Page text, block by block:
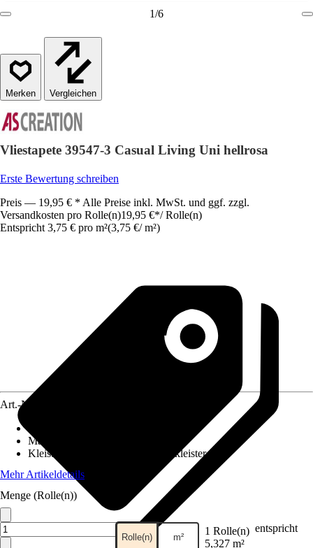
1/6
Vergleichen
Vliestapete 39547-3 Casual Living Uni hellrosa
Erste Bewertung schreiben
Preis — 19,95 € * Alle Preise inkl. MwSt. und ggf. zzgl.
Versandkosten pro Rolle(n)19,95 €*/ Rolle(n)
Entspricht 3,75 € pro m²(3,75 €/ m²)
Art.-Nr.
Maße (BxH)
Kleisterempfehlung
Vliestapetenkleister
Mehr Artikeldetails
Menge (Rolle(n))
Rolle(n) m² 1 Rolle(n) entspricht
5,327 m²